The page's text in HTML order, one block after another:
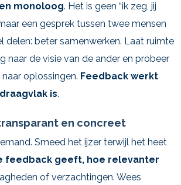
monoloog. Het is geen “ik zeg, jij
een gesprek tussen twee mensen
delen: beter samenwerken. Laat ruimte
naar de visie van de ander en probeer
oplossingen. Feedback werkt
is.
en concreet
Smeed het ijzer terwijl het heet
feedback geeft, hoe relevanter
of verzachtingen. Wees